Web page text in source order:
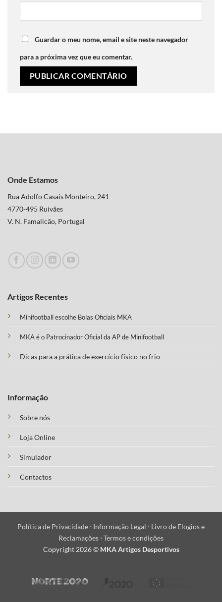
Guardar o meu nome, email e site neste navegador
para a próxima vez que eu comentar.
Onde Estamos
Rua Adolfo Casais Monteiro, 241
4770-495 Ruivães
V. N. Famalicão, Portugal
Artigos Recentes
Minifootball escolhe Bolas Oficiais MKA
MKA é o Patrocinador Oficial da AP de Minifootball
Dicas para a prática de exercício físico no frio
Informação
Sobre nós
Loja Online
Simulador
Contactos
Política de Privacidade ⋅ Informação Legal ⋅ Livro de Elogios e
Reclamações ⋅ Termos e condições
Copyright 2026 © MKA Artigos Desportivos